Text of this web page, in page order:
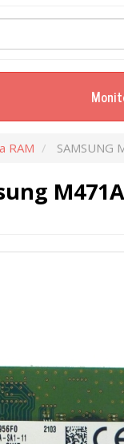
RAM SAMSUNG